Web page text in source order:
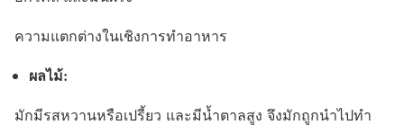
ความแตกต่างในเชิงการทำอาหาร
ผลไม้:
มักมีรสหวานหรือเปรี้ยว และมีน้ำตาลสูง จึงมักถูกนำไปทำ